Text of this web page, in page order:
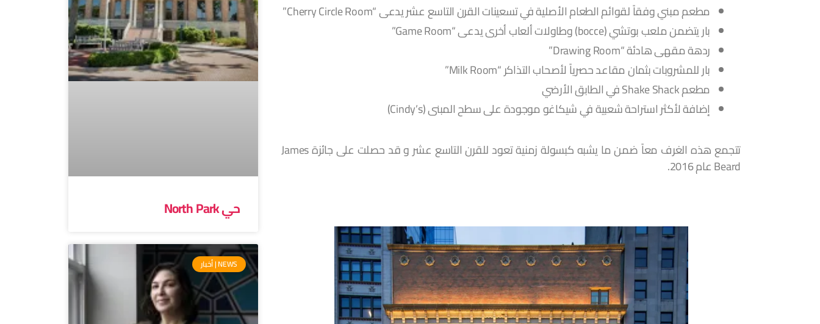
مطعم مبني وفقاً لقوائم الطعام الأصلية في تسعينات القرن التاسع عشر يدعى “Cherry Circle Room”
بار يتضمن ملعب بوتشي (bocce) وطاولات ألعاب أخرى يدعى “Game Room”
ردهة مقهى هادئة “Drawing Room”
بار للمشروبات بثمان مقاعد حصرياً لأصحاب التذاكر “Milk Room”
مطعم Shake Shack في الطابق الأرضي
إضافة لأكثر استراحة شعبية في شيكاغو موجودة على سطح المبنى (Cindy’s)
تتجمع هذه الغرف معاً ضمن ما يشبه كبسولة زمنية تعود للقرن التاسع عشر و قد حصلت على جائزة James
Beard عام 2016.
حي North Park
NEWS | أخبار